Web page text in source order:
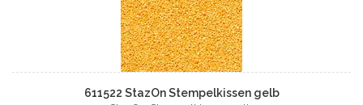
611522 StazOn Stempelkissen gelb